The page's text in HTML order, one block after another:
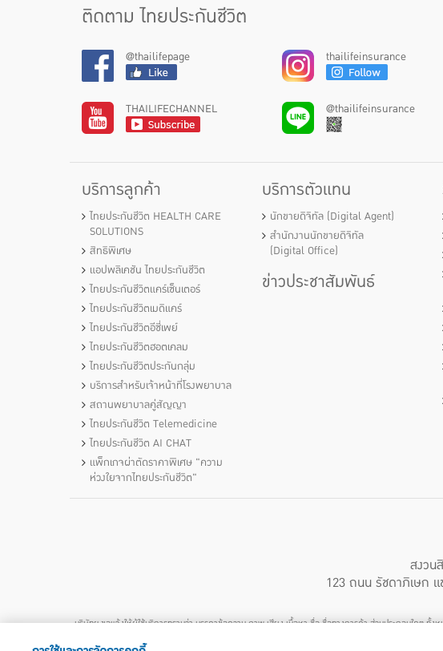
ติดตาม ไทยประกันชีวิต
@thailifepage thailifeinsurance
THAILIFECHANNEL @thailifeinsurance
บริการลูกค้า
ไทยประกันชีวิต HEALTH CARE
SOLUTIONS
สิทธิพิเศษ
แอปพลิเคชัน ไทยประกันชีวิต
ไทยประกันชีวิตแคร์เซ็นเตอร์
ไทยประกันชีวิตเมดิแคร์
ไทยประกันชีวิตอีซี่เพย์
ไทยประกันชีวิตฮอตเคลม
ไทยประกันชีวิตประกันกลุ่ม
บริการสำหรับเจ้าหน้าที่โรงพยาบาล
สถานพยาบาลคู่สัญญา
ไทยประกันชีวิต Telemedicine
ไทยประกันชีวิต AI CHAT
แพ็กเกจผ่าตัดราคาพิเศษ "ความ
ห่วงใยจากไทยประกันชีวิต"
บริการตัวแทน
นักขายดิจิทัล (Digital Agent)
สำนักงานนักขายดิจิทัล
(Digital Office)
ข่าวประชาสัมพันธ์
สงวน
123 ถนน รัชดาภิเษก
บริษัทฯ ขอแจ้งให้ผู้ใช้บริการทราบว่า บรรดาข้อความ ภาพ เสียง เนื้อหา ชื่อ ชื่อทางการค้า ส่วนประกอบใดๆ